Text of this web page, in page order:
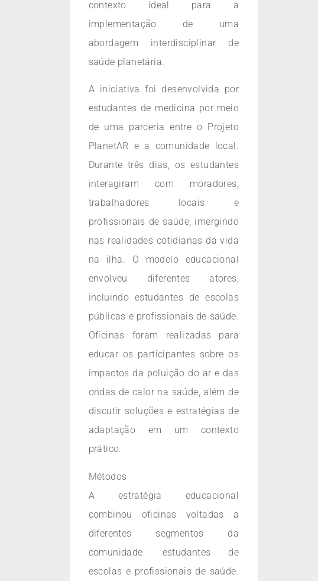
contexto ideal para a
implementação de uma
abordagem interdisciplinar de
saúde planetária.
A iniciativa foi desenvolvida por
estudantes de medicina por meio
de uma parceria entre o Projeto
PlanetAR e a comunidade local.
Durante três dias, os estudantes
interagiram com moradores,
trabalhadores locais e
profissionais de saúde, imergindo
nas realidades cotidianas da vida
na ilha. O modelo educacional
envolveu diferentes atores,
incluindo estudantes de escolas
públicas e profissionais de saúde.
Oficinas foram realizadas para
educar os participantes sobre os
impactos da poluição do ar e das
ondas de calor na saúde, além de
discutir soluções e estratégias de
adaptação em um contexto
prático.
Métodos
A estratégia educacional
combinou oficinas voltadas a
diferentes segmentos da
comunidade: estudantes de
escolas e profissionais de saúde.